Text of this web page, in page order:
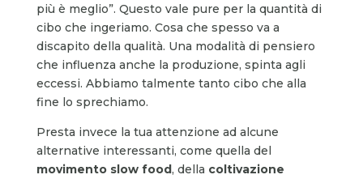
più è meglio”. Questo vale pure per la quantità di
cibo che ingeriamo. Cosa che spesso va a
discapito della qualità. Una modalità di pensiero
che influenza anche la produzione, spinta agli
eccessi. Abbiamo talmente tanto cibo che alla
fine lo sprechiamo.
Presta invece la tua attenzione ad alcune
alternative interessanti, come quella del
movimento slow food, della coltivazione